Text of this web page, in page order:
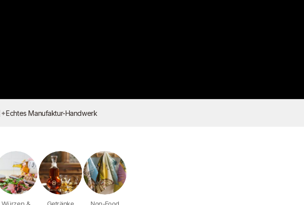
✦Echtes Manufaktur-Handwerk